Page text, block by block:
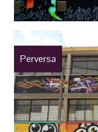
Perversa